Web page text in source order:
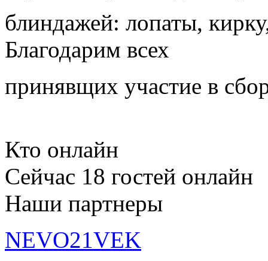
блиндажей: лопаты,
Благодарим всех
принявщих участие в
Кто онлайн
Сейчас 18 гостей онлайн
Наши партнеры
NEVO21VEK